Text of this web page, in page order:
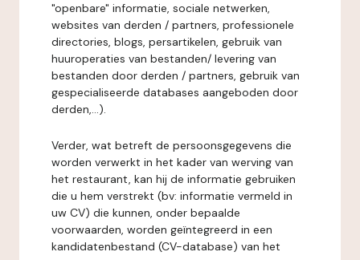
"openbare" informatie, sociale netwerken,
websites van derden / partners, professionele
directories, blogs, persartikelen, gebruik van
huuroperaties van bestanden/ levering van
bestanden door derden / partners, gebruik van
gespecialiseerde databases aangeboden door
derden,...).
Verder, wat betreft de persoonsgegevens die
worden verwerkt in het kader van werving van
het restaurant, kan hij de informatie gebruiken
die u hem verstrekt (bv: informatie vermeld in
uw CV) die kunnen, onder bepaalde
voorwaarden, worden geïntegreerd in een
kandidatenbestand (CV-database) van het